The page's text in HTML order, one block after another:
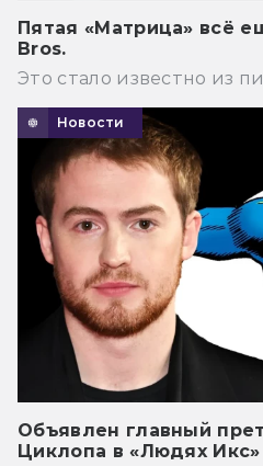
Пятая «Матрица» всё
Bros.
Это стало известно из
Новости
Объявлен главный
Циклопа в «Людях Икс»